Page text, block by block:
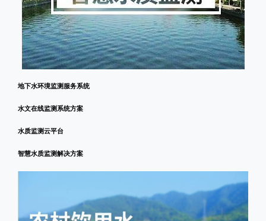
地下水环境监测服务系统
水文在线监测系统方案
水质监测云平台
智慧水质监测解决方案